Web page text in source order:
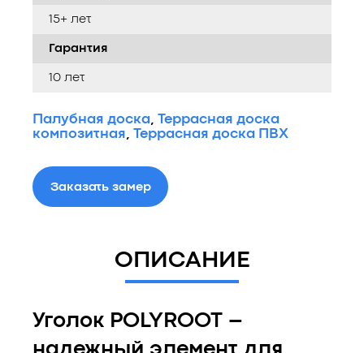
15+ лет
Гарантия
10 лет
Палубная доска
Террасная доска
композитная
Террасная доска ПВХ
Заказать замер
ОПИСАНИЕ
Уголок POLYROOT –